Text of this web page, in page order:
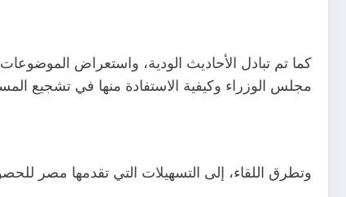
كما تم تبادل الأحاديث الودية، واستعراض
مجلس الوزراء وكيفية الاستفادة منها في تشجيع
وتطرق اللقاء، إلى التسهيلات التي تقدمها مصر